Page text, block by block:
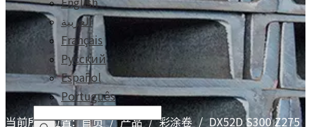
العربية
Français
Pусский
Español
Português
当前所在位置: 首页 / 产品 / 彩涂卷 / DX52D S300 Z275